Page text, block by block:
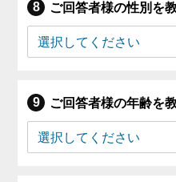
ご回答者様の性別を
ご回答者様の年齢を